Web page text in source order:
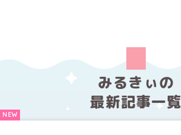
みるきぃの
最新記事一覧